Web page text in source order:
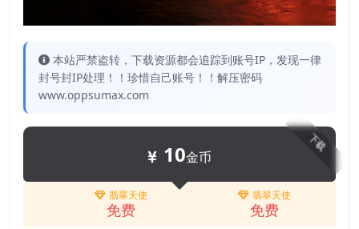
本站严禁盗转，下载资源都会追踪到账号IP，发现一律
封号封IP处理！！珍惜自己账号！！解压密码
www.oppsumax.com
下载
10金币
翡翠天使
免费
翡翠天使
免费